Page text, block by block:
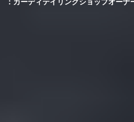
カーディテイリングショップオーナ